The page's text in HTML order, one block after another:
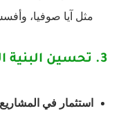
مثل آيا صوفيا،
3. تحسين البنية
استثمار في